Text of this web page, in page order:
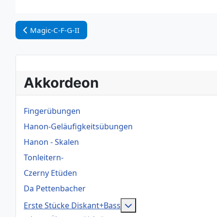
Vorheriger Beitrag: Magic-C-F-G-II
Magic-C-F-G-II
Akkordeon
Fingerübungen
Hanon-Geläufigkeitsübungen
Hanon - Skalen
Tonleitern-
Czerny Etüden
Da Pettenbacher
Erste Stücke Diskant+Bass